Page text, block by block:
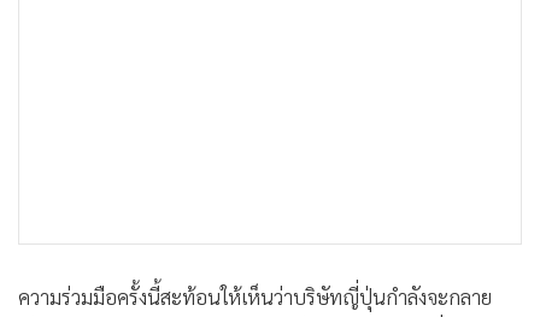
ความร่วมมือครั้งนี้สะท้อนให้เห็นว่าบริษัทญี่ปุ่นกำลังจะกลาย